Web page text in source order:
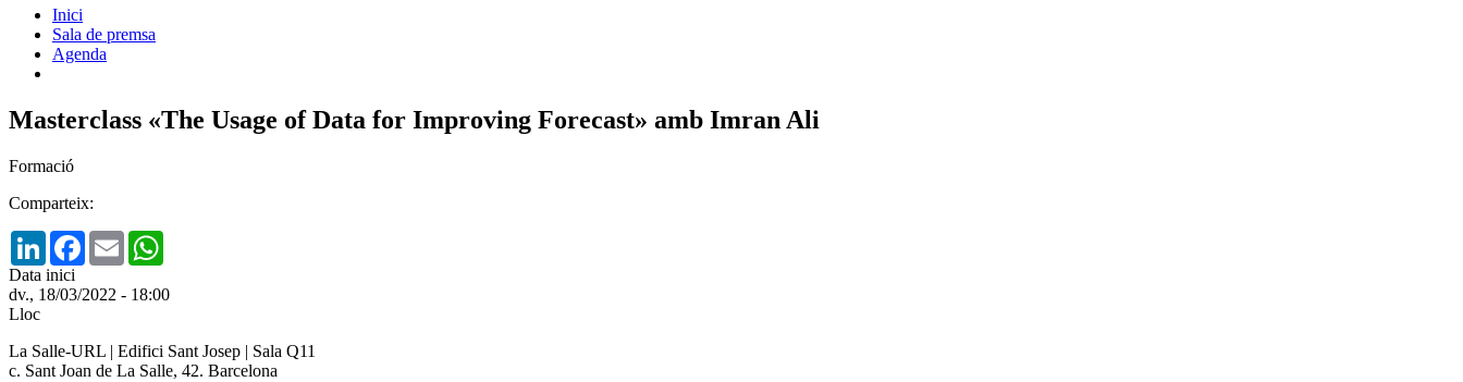
Inici
Sala de premsa
Agenda
Masterclass «The Usage of Data for Improving Forecast» amb Imran Ali
Formació
Comparteix:
LinkedInFacebook
Email
Data inici
dv., 18/03/2022 - 18:00
Lloc
La Salle-URL | Edifici Sant Josep | Sala Q11
c. Sant Joan de La Salle, 42. Barcelona